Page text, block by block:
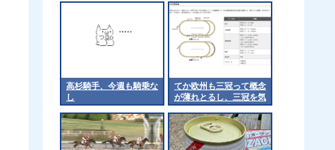
高杉騎手、今週も騎乗な
し
てか欧州も三冠って概念
が薄れとるし、三冠を気
にするのは日本くらいに
なるんやろか 他